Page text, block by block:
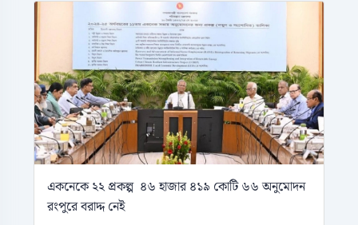
একনেকে ২২ প্রকল্প ৪৬ হাজার ৪১৯ কোটি ৬৬ অনুমোদন
রংপুরে বরাদ্দ নেই